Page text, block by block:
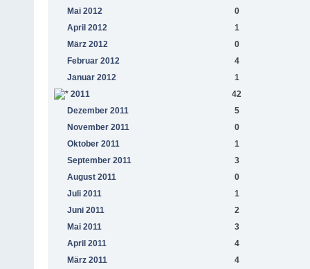
Mai 2012
0
April 2012
1
März 2012
0
Februar 2012
4
Januar 2012
1
2011
42
Dezember 2011
5
November 2011
0
Oktober 2011
1
September 2011
3
August 2011
0
Juli 2011
1
Juni 2011
2
Mai 2011
3
April 2011
4
März 2011
4